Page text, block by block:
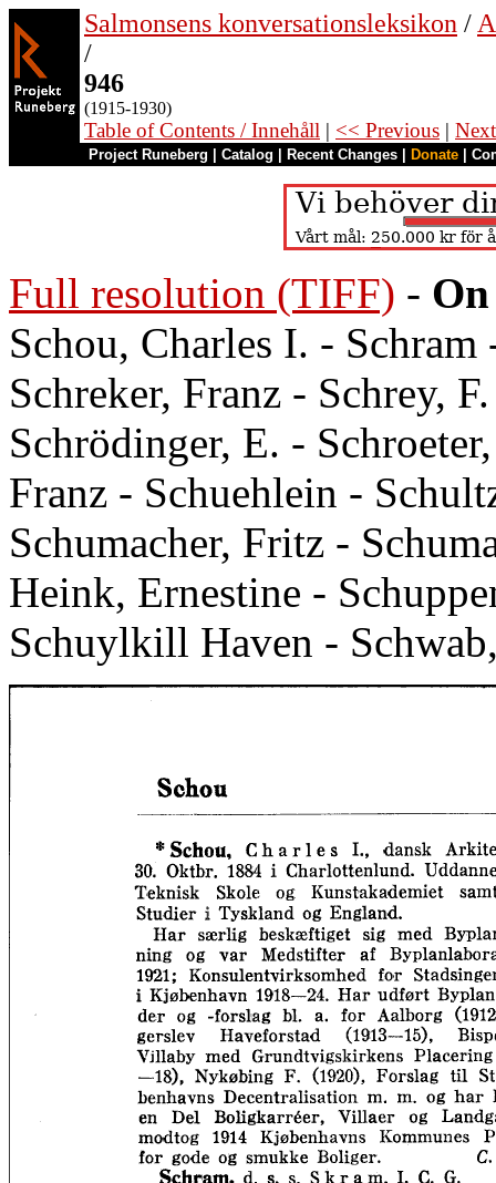
Salmonsens konversationsleksikon /
/
946
(1915-1930)
Table of Contents / Innehåll | << Previous |
Project Runeberg Catalog Recent Changes Donate
Full resolution (TIFF) -
Schou, Charles I. -
Schreker, Franz - Schrey,
Schrödinger, E. -
Franz - Schuehlein -
Schumacher, Fritz -
Heink, Ernestine -
Schuylkill Haven -